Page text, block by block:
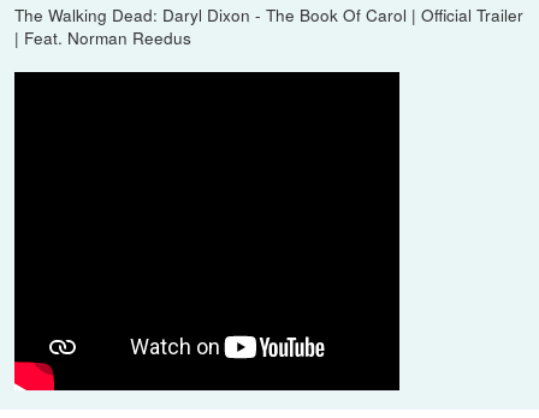
The Walking Dead: Daryl Dixon - The Book Of Carol | Official Trailer
| Feat. Norman Reedus